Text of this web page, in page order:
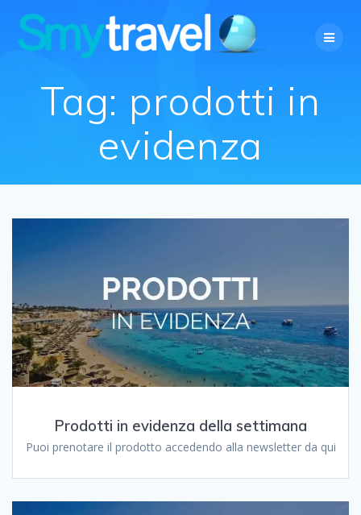
al
contenuto
Tag: prodotti in
evidenza
Prodotti in evidenza della settimana
Puoi prenotare il prodotto accedendo alla newsletter da qui